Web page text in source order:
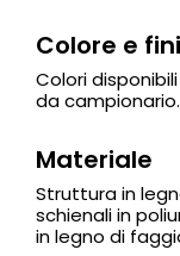
Colore e
Colori
da campionario.
Materiale
Struttura in
schienali in
in legno di